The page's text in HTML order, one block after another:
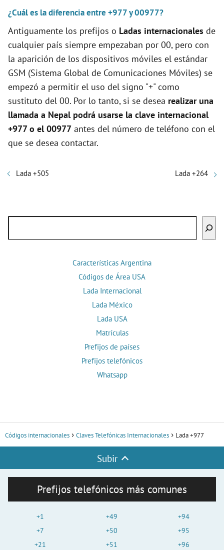
¿Cuál es la diferencia entre +977 y 00977?
Antiguamente los prefijos o Ladas internacionales de
cualquier país siempre empezaban por 00, pero con
la aparición de los dispositivos móviles el estándar
GSM (Sistema Global de Comunicaciones Móviles) se
empezó a permitir el uso del signo "+" como
sustituto del 00. Por lo tanto, si se desea realizar una
llamada a Nepal podrá usarse la clave internacional
+977 o el 00977 antes del número de teléfono con el
que se desea contactar.
Lada +505 Lada +264
Características Argentina
Códigos de Área USA
Lada Internacional
Lada México
Lada USA
Matrículas
Prefijos de países
Prefijos telefónicos
Whatsapp
Códigos internacionales Claves Telefónicas Internacionales Lada +977
Subir
Prefijos telefónicos más comunes
+1
+7
+21
+49
+50
+51
+94
+95
+96